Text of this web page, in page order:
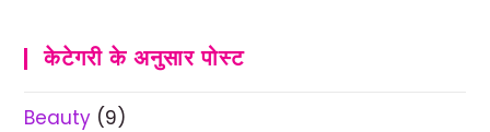
केटेगरी के अनुसार पोस्ट
Beauty (9)